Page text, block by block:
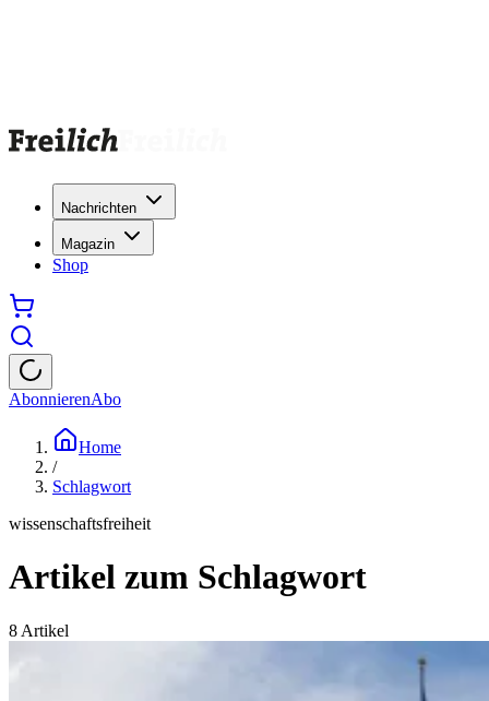
Nachrichten
Magazin
Shop
AbonnierenAbo
Home
/
Schlagwort
wissenschaftsfreiheit
Artikel zum Schlagwort
8 Artikel